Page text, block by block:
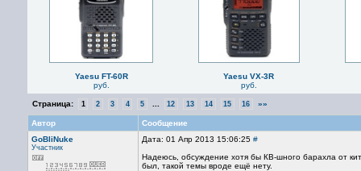
Yaesu FT-60R
руб.
Yaesu VX-3R
руб.
Страница: 1 2 3 4 5 12 13 14 15 16 »»
Автор
Сообщение
GoBliNuke
Участник
Дата: 01 Апр 2013 15:06:25 #
Надеюсь, обсуждение хотя бы КВ-шного барахла от
был, такой темы вроде ещё нету.